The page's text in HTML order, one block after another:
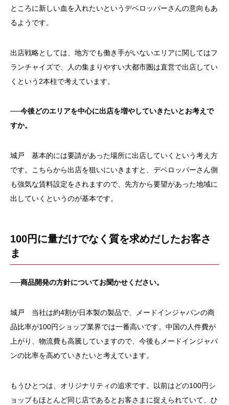
ところに新しい血を入れたいというデベロッパーさんの意向もあ
るようです。
出店戦略としては、地方でも働き手がいないエリアに関してはフ
ランチャイズで、人の集まりやすい大都市圏は直営で出店してい
くという2本柱で考えています。
──今後どのエリアを中心に出店を増やしていきたいとお考えで
すか。
城戸 基本的には要請があった場所に出店していくという考え方
です。こちらから出店を狙いにいきますと、デベロッパーさん側
も強気な賃料設定をされますので、先方から要望があった地域に
出していくというのが基本です。
100円に量だけでなく質を求めだしたお客さ
ま
──商品開発の方針についてお聞かせください。
城戸 当社は約4割が日本製の製品で、メードインジャパンの商
品比率が100円ショップ業界では一番高いです。中国の人件費が
上がり、物流費も高騰していますので、今後もメードインジャパ
ンの比率を高めていきたいと考えています。
もうひとつは、オリジナリティの追求です。以前はどの100円シ
ョップもほとんど同じ店であるとお客さまに捉えられていて、ひ